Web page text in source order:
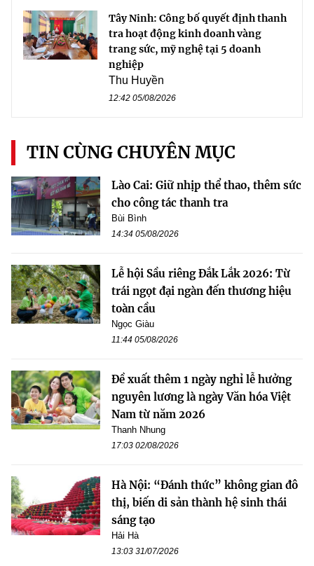
Tây Ninh: Công bố quyết định thanh
tra hoạt động kinh doanh vàng
trang sức, mỹ nghệ tại 5 doanh
nghiệp
Thu Huyền
12:42 05/08/2026
TIN CÙNG CHUYÊN MỤC
Lào Cai: Giữ nhịp thể thao, thêm sức
cho công tác thanh tra
Bùi Bình
14:34 05/08/2026
Lễ hội Sầu riêng Đắk Lắk 2026: Từ
trái ngọt đại ngàn đến thương hiệu
toàn cầu
Ngọc Giàu
11:44 05/08/2026
Đề xuất thêm 1 ngày nghỉ lễ hưởng
nguyên lương là ngày Văn hóa Việt
Nam từ năm 2026
Thanh Nhung
17:03 02/08/2026
Hà Nội: “Đánh thức” không gian đô
thị, biến di sản thành hệ sinh thái
sáng tạo
Hải Hà
13:03 31/07/2026